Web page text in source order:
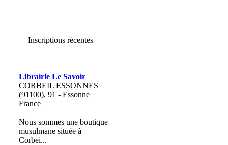
Inscriptions récentes
Librairie Le Savoir
CORBEIL ESSONNES
(91100), 91 - Essonne
France
Nous sommes une boutique
musulmane située à
Corbei...